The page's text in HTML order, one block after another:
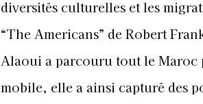
diversités culturelles et les
“The Americans” de Robert
Alaoui a parcouru tout le Maroc
mobile, elle a ainsi capturé des